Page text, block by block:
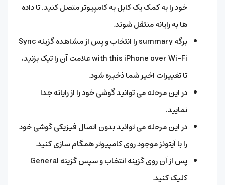
خود را به کمک یک کابل به کامپیوتر متصل کنید. تا داده
ها به رایانه منتقل شوند.
برگه summary را انتخاب و پس از مشاهده گزینه Sync
with this iPhone over Wi-Fi علامت آن را تیک بزنید،
تا تغییرات اخیر شما ذخیره شود.
در این مرحله می توانید گوشی خود را از رایانه جدا
نمایید.
در این مرحله می توانید بدون اتصال فیزیکی گوشی خود
را با آیتونز موجود روی کامپیوتر همگام سازی کنید.
پس از آن روی گزینه انتخاب و سپس گزینه General
کلیک کنید.